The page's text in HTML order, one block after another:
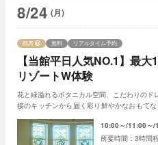
8/24 (月)
【当館平日人気NO.1】最
リゾートW体験
残席 無料 リアルタイム予約
花と緑溢れるボタニカル空間、こだわりの
接のキッチンから届く彩り鮮やかなおもて
10:00～ 11:00～
3時間